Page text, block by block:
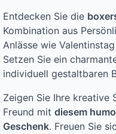
Entdecken Sie die
Kombination aus
Anlässe wie
Setzen Sie ein
individuell gestaltbaren
Zeigen Sie Ihre kreative
Freund mit diesem
Geschenk. Freuen Sie